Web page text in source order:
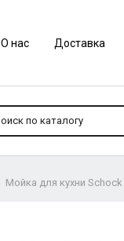
О нас Доставка
Мойка для кухни